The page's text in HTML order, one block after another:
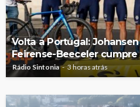
Volta a Portugal:
Feirense-Beeceler
Rádio Sintonia 3 horas atrás